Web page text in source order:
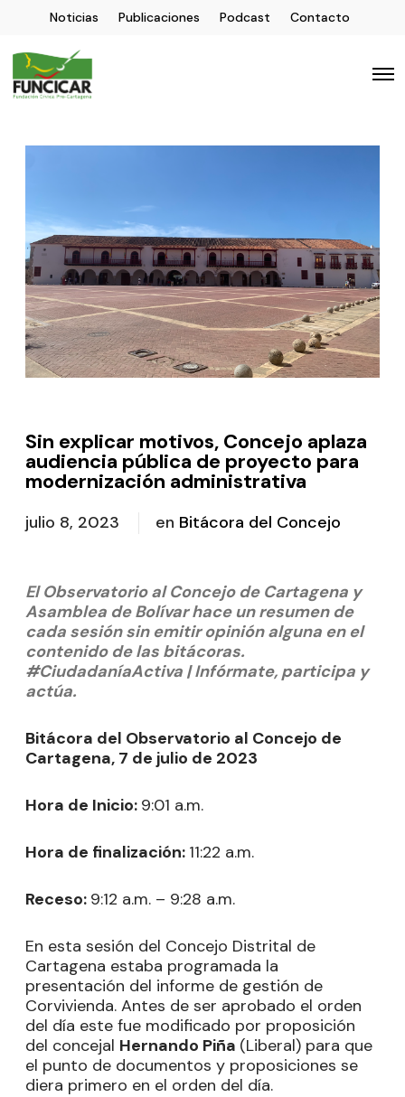
Noticias Publicaciones Podcast Contacto
Sin explicar motivos, Concejo aplaza
audiencia pública de proyecto para
modernización administrativa
julio 8, 2023 en Bitácora del Concejo
El Observatorio al Concejo de Cartagena y
Asamblea de Bolívar hace un resumen de
cada sesión sin emitir opinión alguna en el
contenido de las bitácoras.
#CiudadaníaActiva | Infórmate, participa y
actúa.
Bitácora del Observatorio al Concejo de
Cartagena, 7 de julio de 2023
Hora de Inicio: 9:01 a.m.
Hora de finalización: 11:22 a.m.
Receso: 9:12 a.m. – 9:28 a.m.
En esta sesión del Concejo Distrital de
Cartagena estaba programada la
presentación del informe de gestión de
Corvivienda. Antes de ser aprobado el orden
del día este fue modificado por proposición
del concejal Hernando Piña (Liberal) para que
el punto de documentos y proposiciones se
diera primero en el orden del día.